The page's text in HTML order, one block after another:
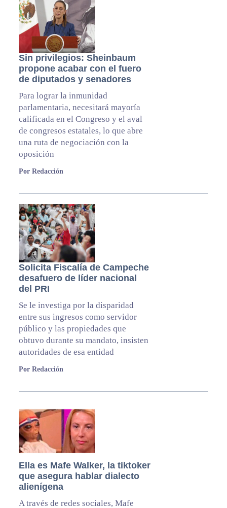
Sin privilegios: Sheinbaum
propone acabar con el fuero
de diputados y senadores
Para lograr la inmunidad
parlamentaria, necesitará mayoría
calificada en el Congreso y el aval
de congresos estatales, lo que abre
una ruta de negociación con la
oposición
Por Redacción
Solicita Fiscalía de Campeche
desafuero de líder nacional
del PRI
Se le investiga por la disparidad
entre sus ingresos como servidor
público y las propiedades que
obtuvo durante su mandato, insisten
autoridades de esa entidad
Por Redacción
Ella es Mafe Walker, la tiktoker
que asegura hablar dialecto
alienígena
A través de redes sociales, Mafe